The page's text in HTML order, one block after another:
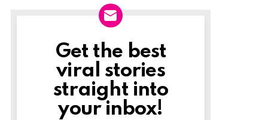
Newslett
Get the best
viral stories
straight into
your inbox!